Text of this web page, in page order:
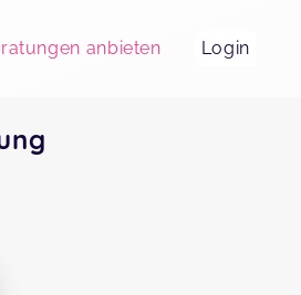
anbieten Login